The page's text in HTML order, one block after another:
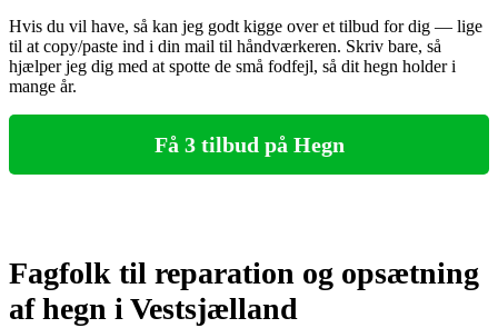
Hvis du vil have, så kan jeg godt kigge over et tilbud for dig — lige
til at copy/paste ind i din mail til håndværkeren. Skriv bare, så
hjælper jeg dig med at spotte de små fodfejl, så dit hegn holder i
mange år.
Få 3 tilbud på Hegn
Fagfolk til reparation og opsætning
af hegn i Vestsjælland